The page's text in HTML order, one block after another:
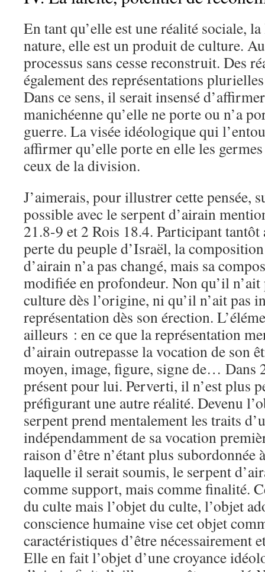
En tant qu’elle est une réalité sociale,
nature, elle est un produit de culture.
processus sans cesse reconstruit. Des
également des représentations
Dans ce sens, il serait insensé
manichéenne qu’elle ne porte ou n’a
guerre. La visée idéologique qui
affirmer qu’elle porte en elle les
ceux de la division.
J’aimerais, pour illustrer cette pensée,
possible avec le serpent d’airain
21.8-9 et 2 Rois 18.4. Participant tantôt
perte du peuple d’Israël, la
d’airain n’a pas changé, mais sa
modifiée en profondeur. Non qu’il n’ait
culture dès l’origine, ni qu’il n’ait pas
représentation dès son érection.
ailleurs : en ce que la représentation
d’airain outrepasse la vocation de son
moyen, image, figure, signe de… Dans
présent pour lui. Perverti, il n’est plus
préfigurant une autre réalité. Devenu
serpent prend mentalement les traits
indépendamment de sa vocation
raison d’être n’étant plus subordonnée
laquelle il serait soumis, le serpent
comme support, mais comme finalité.
du culte mais l’objet du culte, l’objet
conscience humaine vise cet objet
caractéristiques d’être nécessairement
Elle en fait l’objet d’une croyance